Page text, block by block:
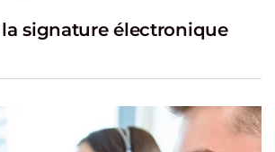
signature électronique